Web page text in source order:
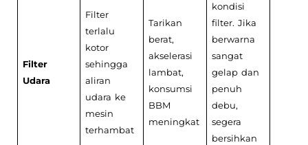
Filter
Udara
Filter
terlalu
kotor
sehingga
aliran
udara ke
mesin
terhambat
Tarikan
berat,
akselerasi
lambat,
konsumsi
BBM
meningkat
kondisi
filter. Jika
berwarna
sangat
gelap dan
penuh
debu,
segera
bersihkan